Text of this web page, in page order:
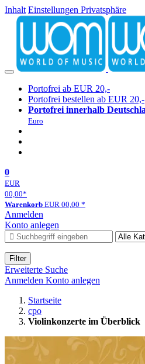
Inhalt Einstellungen Privatsphäre
Portofrei ab EUR 20,-
Portofrei bestellen ab EUR 20,-
Portofrei innerhalb
Euro
0
EUR
00,00*
Warenkorb EUR 00,00 *
Anmelden
Konto anlegen
Filter
Erweiterte Suche
Anmelden Konto anlegen
Startseite
cpo
Violinkonzerte im Überblick